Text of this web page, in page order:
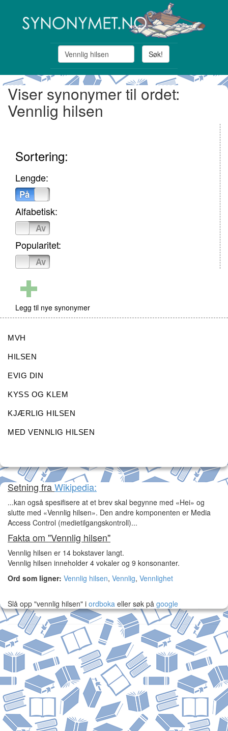
Søk!
Viser synonymer til ordet:
Vennlig hilsen
Sortering:
Lengde:
På
Alfabetisk:
Av
Popularitet:
Av
Legg til nye synonymer
MVH
HILSEN
EVIG DIN
KYSS OG KLEM
KJÆRLIG HILSEN
MED VENNLIG HILSEN
Setning fraWikipedia:
...kan også spesifisere at et brev skal begynne med «Hei» og
slutte med «Vennlig hilsen». Den andre komponenten er Media
Access Control (medietilgangskontroll)...
Fakta om "Vennlig hilsen"
Vennlig hilsen er 14 bokstaver langt.
Vennlig hilsen inneholder 4 vokaler og 9 konsonanter.
Ord som ligner: Vennlig hilsen, Vennlig, Vennlighet
Slå opp "vennlig hilsen" i ordboka eller søk på google